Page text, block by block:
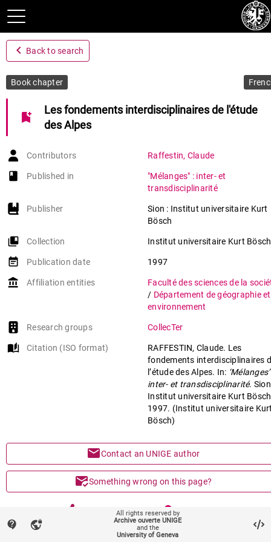
navigate_before Back to search
Book chapter
bookmark_add
Les fondements interdisciplinaires de l'étude
des Alpes
Contributors Raffestin, Claude
book-open
Published in
"Mélanges" : inter- et
transdisciplinarité
Publisher
Sion : Institut universitaire Kurt
Bösch
collections_bookmark Collection Institut universitaire Kurt
event_note Publication date 1997
account_balance Affiliation entities
Faculté des sciences de la
/ Département de géographie et
environnement
Research groups CollecTer
auto_stories Citation (ISO format)
RAFFESTIN, Claude. Les
fondements interdisciplinaires
l’étude des Alpes. In:
inter- et transdisciplinarité.
Institut universitaire Kurt
1997. (Institut universitaire
Bösch)
mailContact an UNIGE author
mark_email_readSomething wrong on this page?
share
contact_support vpn_lock
All rights reserved by
Archive ouverte UNIGE
and the
University of Geneva